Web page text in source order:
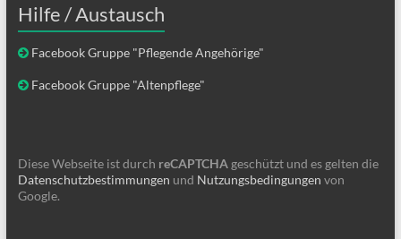
Hilfe / Austausch
Facebook Gruppe "Pflegende Angehörige"
Facebook Gruppe "Altenpflege"
Diese Webseite ist durch reCAPTCHAgeschützt und es gelten die
Datenschutzbestimmungen und Nutzungsbedingungen von
Google.